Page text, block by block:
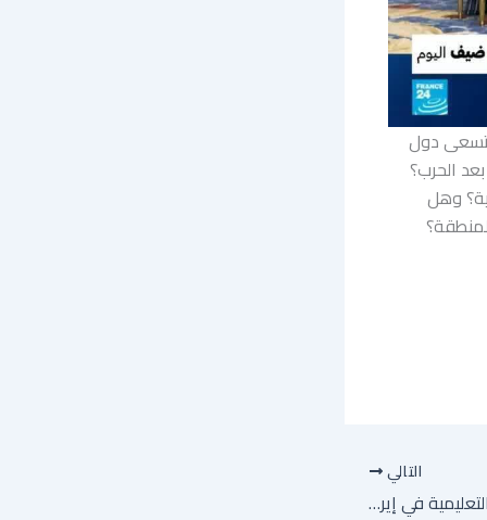
تسعى دول
الحرب؟
وهل
التالي
الحرب تدفع المؤسسات التعليمية في إيران إلى اعتماد نظام التعليم عن بعد